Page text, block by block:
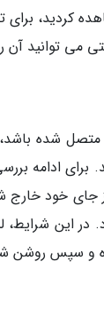
برای
می توانید آن
شده
برای ادامه
جای خود خارج
این شرایط،
و سپس روشن